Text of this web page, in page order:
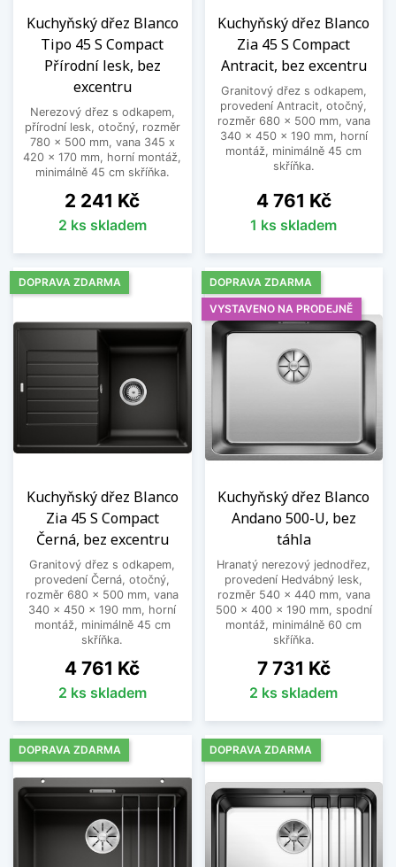
Kuchyňský dřez Blanco
Tipo 45 S Compact
Přírodní lesk, bez
excentru
Nerezový dřez s odkapem,
přírodní lesk, otočný, rozměr
780 x 500 mm, vana 345 x
420 x 170 mm, horní montáž,
minimálně 45 cm skříňka.
Cena
2 241 Kč
2 ks skladem
Kuchyňský dřez Blanco
Zia 45 S Compact
Antracit, bez excentru
Granitový dřez s odkapem,
provedení Antracit, otočný,
rozměr 680 x 500 mm, vana
340 x 450 x 190 mm, horní
montáž, minimálně 45 cm
skříňka.
Cena
4 761 Kč
1 ks skladem
Kuchyňský dřez Blanco
Zia 45 S Compact
Černá, bez excentru
Granitový dřez s odkapem,
provedení Černá, otočný,
rozměr 680 x 500 mm, vana
340 x 450 x 190 mm, horní
montáž, minimálně 45 cm
skříňka.
Cena
4 761 Kč
2 ks skladem
DOPRAVA ZDARMA
Kuchyňský dřez Blanco
Andano 500-U, bez
táhla
Hranatý nerezový jednodřez,
provedení Hedvábný lesk,
rozměr 540 x 440 mm, vana
500 x 400 x 190 mm, spodní
montáž, minimálně 60 cm
skříňka.
Cena
7 731 Kč
2 ks skladem
DOPRAVA ZDARMA
VYSTAVENO NA PRODEJNĚ
DOPRAVA ZDARMA DOPRAVA ZDARMA